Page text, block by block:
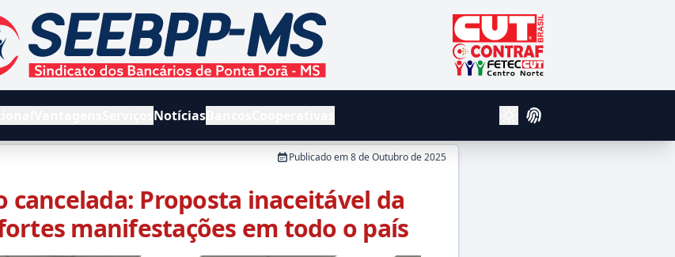
- Sindicato dos Bancários de Ponta Porã e Região
CUT - Central Unica dos
Contraf
Fetec Centro Norte
NotíciasBancos
Alterar Tema Claro e Escuro
Login
Publicado em8 de Outubro de 2025
cancelada: Proposta inaceitável da
manifestações em todo o país